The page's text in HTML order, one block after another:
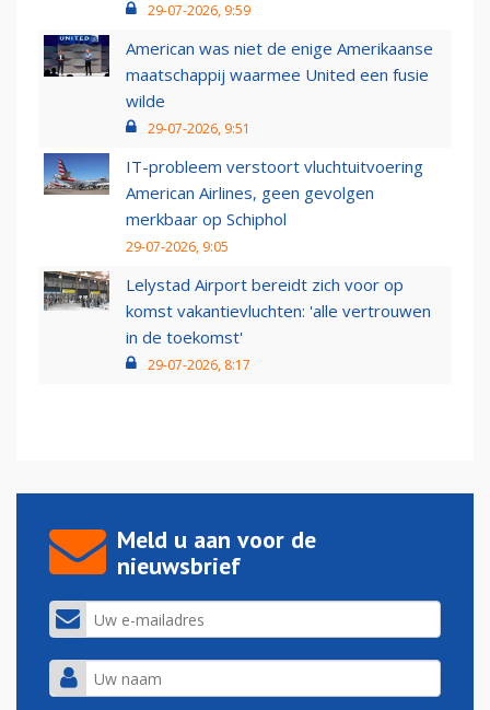
29-07-2026, 9:59
American was niet de enige Amerikaanse
maatschappij waarmee United een fusie
wilde
29-07-2026, 9:51
IT-probleem verstoort vluchtuitvoering
American Airlines, geen gevolgen
merkbaar op Schiphol
29-07-2026, 9:05
Lelystad Airport bereidt zich voor op
komst vakantievluchten: 'alle vertrouwen
in de toekomst'
29-07-2026, 8:17
Meld u aan voor de
nieuwsbrief